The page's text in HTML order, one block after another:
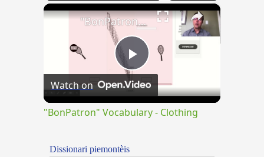
×
Play
Video
"BonPatron" Vocabulary - Clothing
Watch on
"BonPatron" Vocabulary - Clothing
Dissionari piemontèis